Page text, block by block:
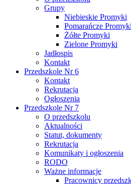
Grupy
Niebieskie Promyki
Pomarańcze Promyki
Żółte Promyki
Zielone Promyki
Jadłospis
Kontakt
Przedszkole Nr 6
Kontakt
Rekrutacja
Ogłoszenia
Przedszkole Nr 7
O przedszkolu
Aktualności
Statut, dokumenty
Rekrutacja
Komunikaty i ogłoszenia
RODO
Ważne informacje
Pracownicy